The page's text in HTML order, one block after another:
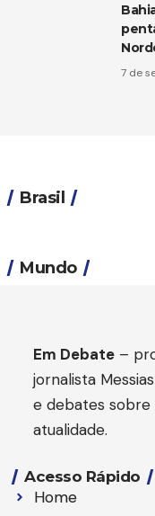
7 de
Brasil
BRASIL
período eleitoral
3 Min Leitura
Mundo
BRASIL
Em Debate –
jornalista
e debates sobre
atualidade.
Acesso Rápido
Home